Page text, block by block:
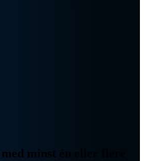
minst én eller flere